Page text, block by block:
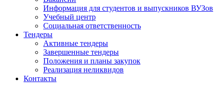
Информация для студентов и выпускников ВУЗов
Учебный центр
Социальная ответственность
Тендеры
Активные тендеры
Завершенные тендеры
Положения и планы закупок
Реализация неликвидов
Контакты